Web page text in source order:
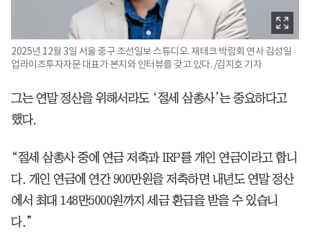
2025년 12월 3일 서울 중구 조선일보 스튜디오. 재테크 박람회 연사 김성일
업라이즈투자자문 대표가 본지와 인터뷰를 갖고 있다. /김지호 기자
그는 연말 정산을 위해서라도 ‘절세 삼총사’는 중요하다고
했다.
“절세 삼총사 중에 연금 저축과 IRP를 개인 연금이라고 합니
다. 개인 연금에 연간 900만원을 저축하면 내년도 연말 정산
에서 최대 148만5000원까지 세금 환급을 받을 수 있습니
다.”